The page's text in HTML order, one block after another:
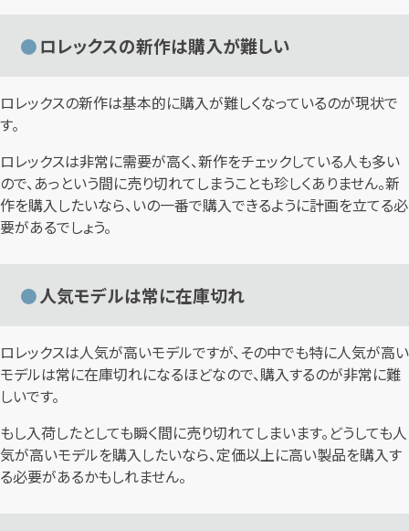
ロレックスの新作は購入が難しい
ロレックスの新作は基本的に購入が難しくなっているのが現状で
す。
ロレックスは非常に需要が高く、新作をチェックしている人も多い
ので、あっという間に売り切れてしまうことも珍しくありません。新
作を購入したいなら、いの一番で購入できるように計画を立てる必
要があるでしょう。
人気モデルは常に在庫切れ
ロレックスは人気が高いモデルですが、その中でも特に人気が高い
モデルは常に在庫切れになるほどなので、購入するのが非常に難
しいです。
もし入荷したとしても瞬く間に売り切れてしまいます。どうしても人
気が高いモデルを購入したいなら、定価以上に高い製品を購入す
る必要があるかもしれません。